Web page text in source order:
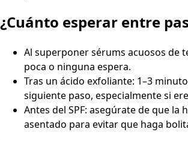
¿Cuánto esperar entre
Al superponer sérums acuosos de
poca o ninguna espera.
Tras un ácido exfoliante: 1–3
siguiente paso, especialmente si
Antes del SPF: asegúrate de que la
asentado para evitar que haga